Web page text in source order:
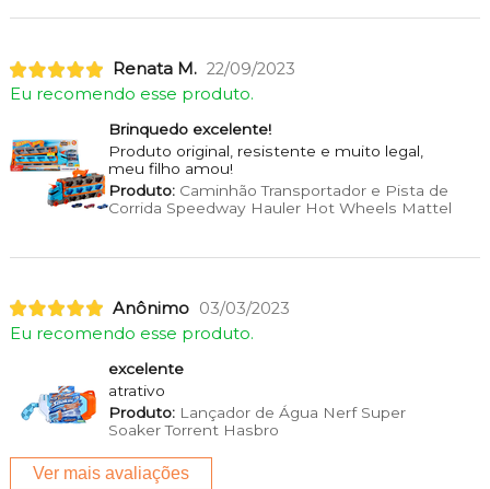
Renata M. 22/09/2023
Eu recomendo esse produto.
Brinquedo excelente!
Produto original, resistente e muito legal,
meu filho amou!
Produto:Caminhão Transportador e Pista de
Corrida Speedway Hauler Hot Wheels Mattel
Anônimo 03/03/2023
Eu recomendo esse produto.
excelente
atrativo
Produto:Lançador de Água Nerf Super
Soaker Torrent Hasbro
Ver mais avaliações